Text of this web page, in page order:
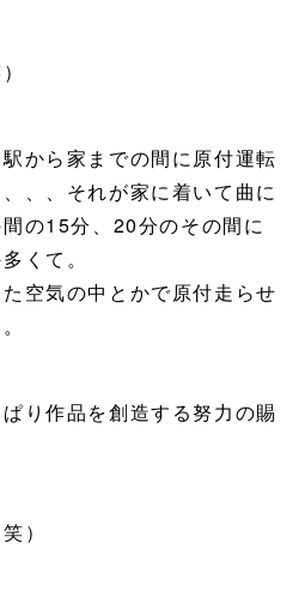
から家までの間に原付運転
、、それが家に着いて曲に
の15分、20分のその間に
くて。
空気の中とかで原付走らせ
り作品を創造する努力の賜
）